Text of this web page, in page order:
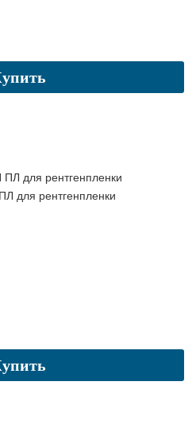
для рентгенпленки